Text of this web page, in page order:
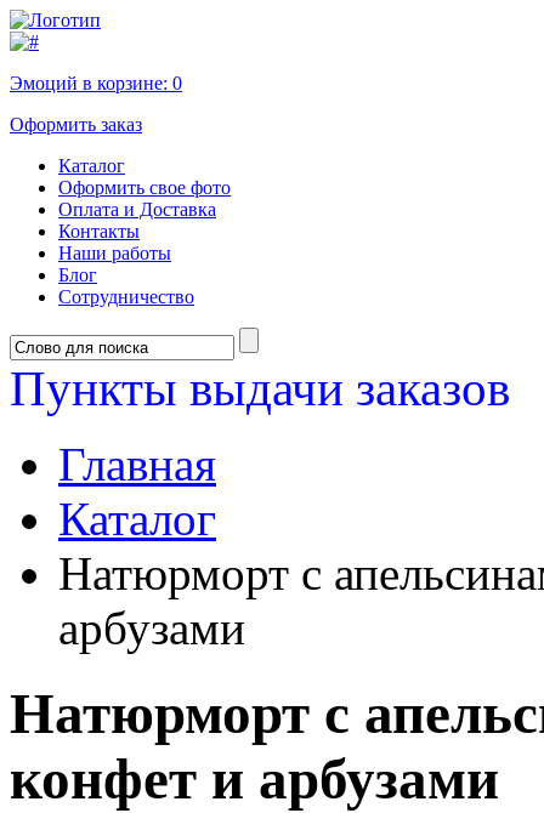
Эмоций в корзине: 0
Оформить заказ
Каталог
Оформить свое фото
Оплата и Доставка
Контакты
Наши работы
Блог
Сотрудничество
Пункты выдачи заказов
Главная
Каталог
Натюрморт с
арбузами
Натюрморт с
конфет и арбузами